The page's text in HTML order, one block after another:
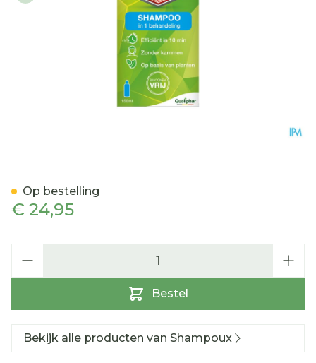
€ 24,95
Bestel
Op bestelling
Bekijk alle producten van Shampoux